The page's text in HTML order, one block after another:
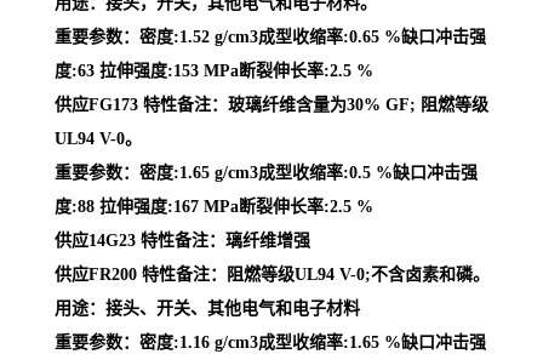
重要参数：密度:1.52 g/cm3成型收缩率:0.65 %缺口冲击强
度:63 拉伸强度:153 MPa断裂伸长率:2.5 %
供应FG173 特性备注：玻璃纤维含量为30% GF; 阻燃等级
UL94 V-0。
重要参数：密度:1.65 g/cm3成型收缩率:0.5 %缺口冲击强
度:88 拉伸强度:167 MPa断裂伸长率:2.5 %
供应14G23 特性备注：璃纤维增强
供应FR200 特性备注：阻燃等级UL94 V-0;不含卤素和磷。
用途：接头、开关、其他电气和电子材料
重要参数：密度:1.16 g/cm3成型收缩率:1.65 %缺口冲击强